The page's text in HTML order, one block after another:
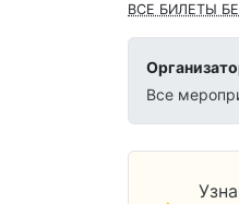
ВСЕ БИЛЕТЫ
Все